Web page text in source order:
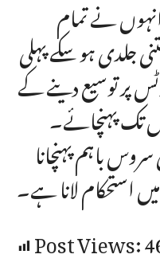
نے تمام
جلدی ہو سکے پہلی
پر توسیع دینے کے
تک پہنچائے۔
باہم پہنچانا
لانا ہے۔
Post Views: